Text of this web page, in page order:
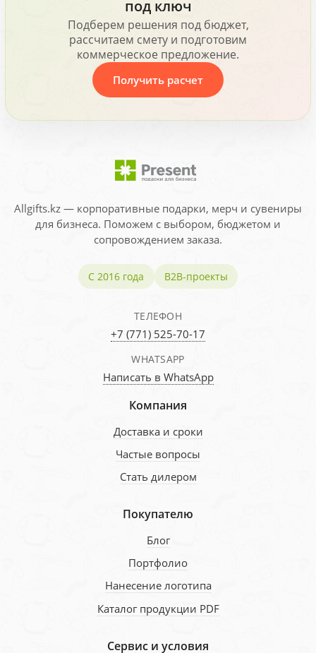
под ключ
Подберем решения под бюджет,
рассчитаем смету и подготовим
коммерческое предложение.
Получить расчет
Allgifts.kz — корпоративные подарки, мерч и сувениры
для бизнеса. Поможем с выбором, бюджетом и
сопровождением заказа.
С 2016 года B2B-проекты
ТЕЛЕФОН
+7 (771) 525-70-17
WHATSAPP
Написать в WhatsApp
Компания
Доставка и сроки
Частые вопросы
Стать дилером
Покупателю
Блог
Портфолио
Нанесение логотипа
Каталог продукции PDF
Сервис и условия